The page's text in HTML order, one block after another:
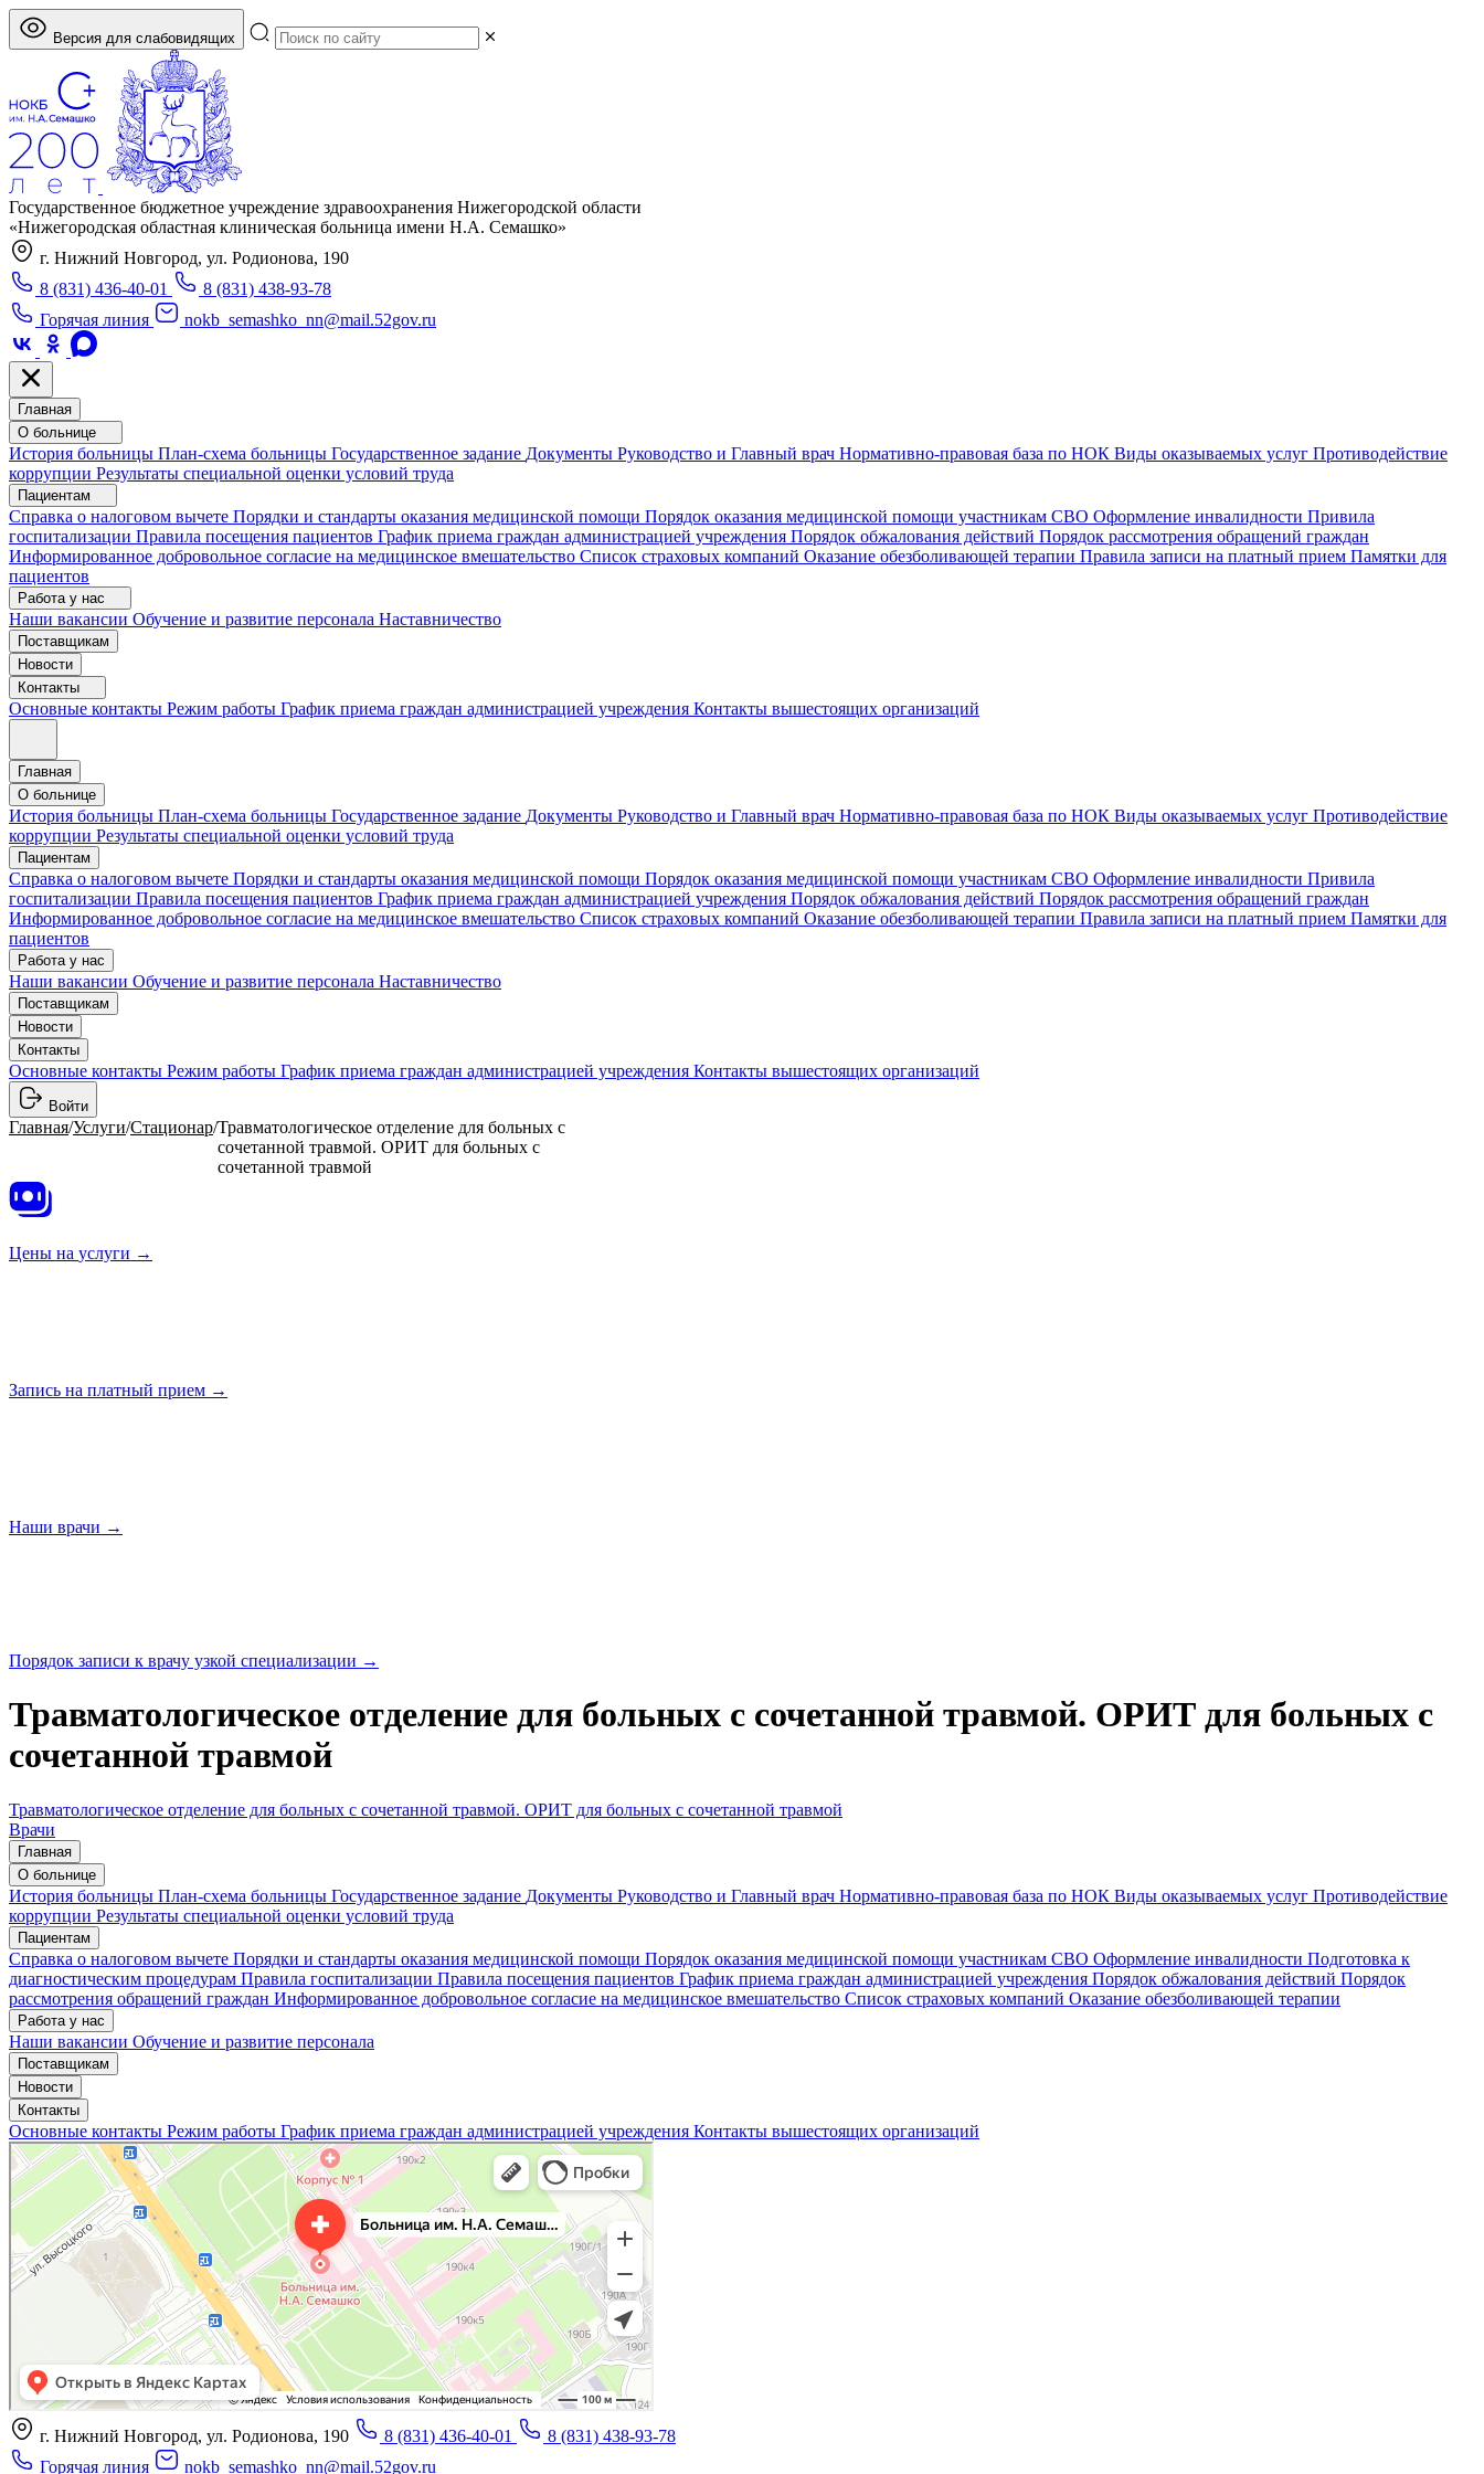
Версия для слабовидящих
Государственное бюджетное учреждение здравоохранения Нижегородской области
«Нижегородская областная клиническая больница имени Н.А. Семашко»
г. Нижний Новгород, ул. Родионова, 190
8 (831) 436-40-01
8 (831) 438-93-78
Горячая линия
nokb_semashko_nn@mail.52gov.ru
Главная
О больнице
История больницы План-схема больницы Государственное задание Документы Руководство и Главный врач Нормативно-правовая база по НОК Виды оказываемых услуг Противодействие
коррупции Результаты специальной оценки условий труда
Пациентам
Справка о налоговом вычете Порядки и стандарты оказания медицинской помощи Порядок оказания медицинской помощи участникам СВО Оформление инвалидности Привила
госпитализации Правила посещения пациентов График приема граждан администрацией учреждения Порядок обжалования действий Порядок рассмотрения обращений граждан
Информированное добровольное согласие на медицинское вмешательство Список страховых компаний Оказание обезболивающей терапии Правила записи на платный прием Памятки для
пациентов
Работа у нас
Наши вакансии Обучение и развитие персонала Наставничество
Поставщикам
Новости
Контакты
Основные контакты Режим работы График приема граждан администрацией учреждения Контакты вышестоящих организаций
Главная
О больнице
История больницы План-схема больницы Государственное задание Документы Руководство и Главный врач Нормативно-правовая база по НОК Виды оказываемых услуг Противодействие
коррупции Результаты специальной оценки условий труда
Пациентам
Справка о налоговом вычете Порядки и стандарты оказания медицинской помощи Порядок оказания медицинской помощи участникам СВО Оформление инвалидности Привила
госпитализации Правила посещения пациентов График приема граждан администрацией учреждения Порядок обжалования действий Порядок рассмотрения обращений граждан
Информированное добровольное согласие на медицинское вмешательство Список страховых компаний Оказание обезболивающей терапии Правила записи на платный прием Памятки для
пациентов
Работа у нас
Наши вакансии Обучение и развитие персонала Наставничество
Поставщикам
Новости
Контакты
Основные контакты Режим работы График приема граждан администрацией учреждения Контакты вышестоящих организаций
Войти
Главная/Услуги/Стационар/Травматологическое отделение для больных с
сочетанной травмой. ОРИТ для больных с
сочетанной травмой
Цены на услуги →
Запись на платный прием →
Наши врачи →
Порядок записи к врачу узкой специализации →
Травматологическое отделение для больных с сочетанной травмой. ОРИТ для больных с
сочетанной травмой
Травматологическое отделение для больных с сочетанной травмой. ОРИТ для больных с сочетанной травмой
Врачи
Главная
О больнице
История больницы План-схема больницы Государственное задание Документы Руководство и Главный врач Нормативно-правовая база по НОК Виды оказываемых услуг Противодействие
коррупции Результаты специальной оценки условий труда
Пациентам
Справка о налоговом вычете Порядки и стандарты оказания медицинской помощи Порядок оказания медицинской помощи участникам СВО Оформление инвалидности Подготовка к
диагностическим процедурам Правила госпитализации Правила посещения пациентов График приема граждан администрацией учреждения Порядок обжалования действий Порядок
рассмотрения обращений граждан Информированное добровольное согласие на медицинское вмешательство Список страховых компаний Оказание обезболивающей терапии
Работа у нас
Наши вакансии Обучение и развитие персонала
Поставщикам
Новости
Контакты
Основные контакты Режим работы График приема граждан администрацией учреждения Контакты вышестоящих организаций
«Нижегородская областная клиническая больница имени Н.А. Семашко»
Отделение больницы, госпиталя в Нижнем Новгороде
Больница для взрослых в Нижнем Новгороде
г. Нижний Новгород, ул. Родионова, 190 8 (831) 436-40-01
8 (831) 438-93-78
Горячая линия
nokb_semashko_nn@mail.52gov.ru